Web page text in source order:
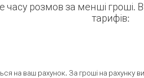
часу розмов за менші гроші.
тарифів:
на ваш рахунок. За гроші на рахунку